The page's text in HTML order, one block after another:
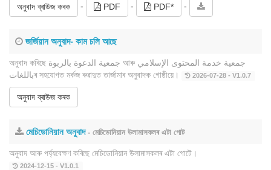
অনুবাদ ব্ৰাউজ কৰক - PDF - PDF* -
জৰ্জিয়ান অনুবাদ- কাম চলি আছে
অনুবাদ কৰিছে جمعية الدعوة بالربوة আৰু جمعية خدمة المحتوى الإسلامي
باللغاتৰ সহযোগত মৰ্কজ ৰুৱাদুত তাৰ্জামাৰ অনুবাদক গোষ্ঠীয়ে।
2026-07-28 - V1.0.7
অনুবাদ ব্ৰাউজ কৰক
মেচিডোনিয়ান অনুবাদ- মেচিডোনিয়ান উলামাসকলৰ এটা গোট
অনুবাদ আৰু পৰ্য্যবেক্ষণ কৰিছে মেচিডোনিয়ান উলামাসকলৰ এটা গোটে।
2024-12-15 - V1.0.1